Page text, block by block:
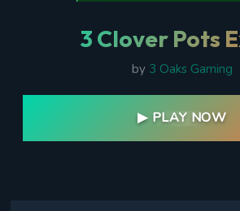
3 Clover Pots
by 3 Oaks Gaming
▶ PLAY NOW